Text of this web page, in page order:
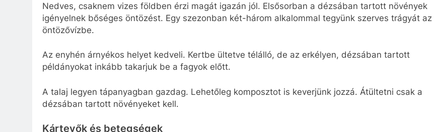
Nedves, csaknem vizes földben érzi magát igazán jól. Elsősorban a dézsában tartott növények
igényelnek bőséges öntözést. Egy szezonban két-három alkalommal tegyünk szerves trágyát az
öntözővízbe.
Az enyhén árnyékos helyet kedveli. Kertbe ültetve télálló, de az erkélyen, dézsában tartott
példányokat inkább takarjuk be a fagyok előtt.
A talaj legyen tápanyagban gazdag. Lehetőleg komposztot is keverjünk jozzá. Átültetni csak a
dézsában tartott növényeket kell.
Kártevők és betegségek